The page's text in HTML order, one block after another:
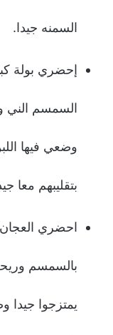
السمنه جيدا.
إحضري بولة
السمسم الني
وضعي فيها
بتقليبهم معا
احضري
بالسمسم
يمتزجوا جيدا